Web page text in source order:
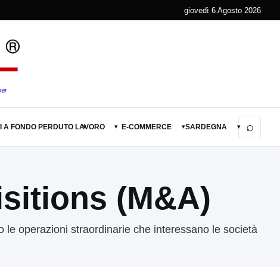
giovedì 6 Agosto 2026
A FONDO PERDUTO ▾
LAVORO ▾ E-COMMERCE ▾SARDEGNA ▾ ⌕
(M&A)
le operazioni straordinarie che interessano le società